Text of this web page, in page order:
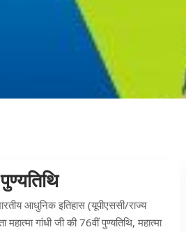
आधुनिक इतिहास (यूपीएससी/राज्य
महात्मा गांधी जी की 76वीं पुण्यतिथि, महात्मा